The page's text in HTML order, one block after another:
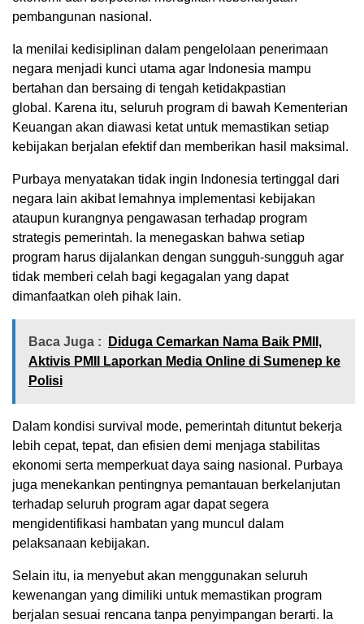
pembangunan nasional.
Ia menilai kedisiplinan dalam pengelolaan penerimaan
negara menjadi kunci utama agar Indonesia mampu
bertahan dan bersaing di tengah ketidakpastian
global. Karena itu, seluruh program di bawah Kementerian
Keuangan akan diawasi ketat untuk memastikan setiap
kebijakan berjalan efektif dan memberikan hasil maksimal.
Purbaya menyatakan tidak ingin Indonesia tertinggal dari
negara lain akibat lemahnya implementasi kebijakan
ataupun kurangnya pengawasan terhadap program
strategis pemerintah. Ia menegaskan bahwa setiap
program harus dijalankan dengan sungguh-sungguh agar
tidak memberi celah bagi kegagalan yang dapat
dimanfaatkan oleh pihak lain.
Baca Juga :
Diduga Cemarkan Nama Baik PMII,
Aktivis PMII Laporkan Media Online di Sumenep ke
Polisi
Dalam kondisi survival mode, pemerintah dituntut bekerja
lebih cepat, tepat, dan efisien demi menjaga stabilitas
ekonomi serta memperkuat daya saing nasional. Purbaya
juga menekankan pentingnya pemantauan berkelanjutan
terhadap seluruh program agar dapat segera
mengidentifikasi hambatan yang muncul dalam
pelaksanaan kebijakan.
Selain itu, ia menyebut akan menggunakan seluruh
kewenangan yang dimiliki untuk memastikan program
berjalan sesuai rencana tanpa penyimpangan berarti. Ia